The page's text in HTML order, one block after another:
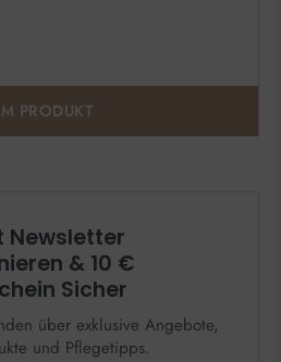
Newsletter
& 10 €
Sicher
über exklusive Angebote,
und Pflegetipps.
PRODUKT